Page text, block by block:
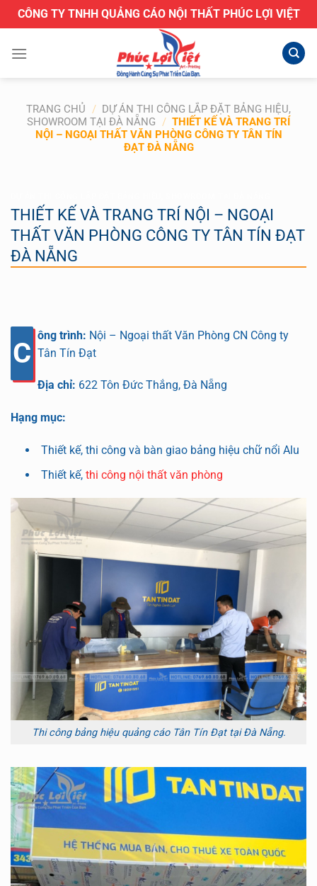
qua
dung
CÔNG TY TNHH QUẢNG CÁO NỘI THẤT PHÚC LỢI VIỆT
TRANG CHỦ / DỰ ÁN THI CÔNG LẮP ĐẶT BẢNG HIỆU,
SHOWROOM TẠI ĐÀ NẴNG / THIẾT KẾ VÀ TRANG TRÍ
NỘI – NGOẠI THẤT VĂN PHÒNG CÔNG TY TÂN TÍN
ĐẠT ĐÀ NẴNG
THIẾT KẾ VÀ TRANG TRÍ NỘI – NGOẠI
THẤT VĂN PHÒNG CÔNG TY TÂN TÍN ĐẠT
ĐÀ NẴNG
C
ông trình: Nội – Ngoại thất Văn Phòng CN Công ty
Tân Tín Đạt
Địa chỉ: 622 Tôn Đức Thắng, Đà Nẵng
Hạng mục:
Thiết kế, thi công và bàn giao bảng hiệu chữ nổi Alu
Thiết kế, thi công nội thất văn phòng
Thi công bảng hiệu quảng cáo Tân Tín Đạt tại Đà Nẵng.